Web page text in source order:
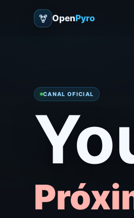
OpenPyro
CANAL OFICIAL